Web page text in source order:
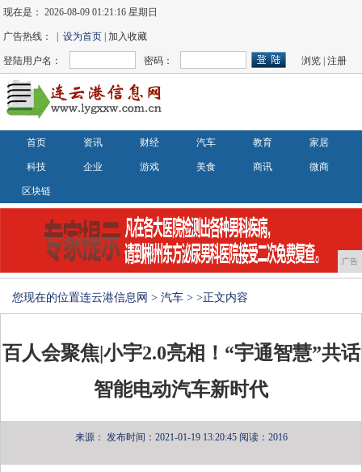
现在是：2026-08-09 01:21:17 星期日
广告热线： |设为首页 | 加入收藏
登陆用户名： 密码： 浏览 |注册
首页 资讯 财经 汽车 教育 家居
科技 企业 游戏 美食 商讯 微商
区块链
广告
您现在的位置连云港信息网 > 汽车 > >正文内容
百人会聚焦|小宇2.0亮相！“宇通智慧”共话
智能电动汽车新时代
来源： 发布时间：2021-01-19 13:20:45 阅读：2016